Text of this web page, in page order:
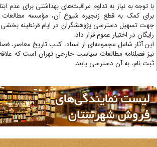
کمک به قطع زنجیره شیوع آن، مؤسسه مطالعات
تسهیل دسترسی پژوهشگران در ایام قرنطینه بخشی از
در اختیار عموم قرار داد.
آثار شامل مجموعه‌ای از اسناد، کتب تاریخ معاصر،
فصلنامه مطالعات سیاست خارجی تهران است که
نام، به آن دسترسی یابند.